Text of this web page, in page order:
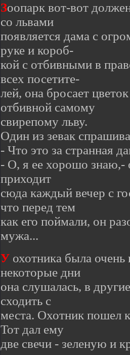
Зоопарк вот-вот
со львами
появляется дама с
руке и короб-
кой с отбивными в
всех посетите-
лей, она бросает
отбивной самому
свирепому льву.
Один из зевак
- Что это за странная
- О, я ее хорошо знаю,-
приходит
сюда каждый вечер с
что перед тем
как его поймали, он
мужа...
У охотника была
некоторые дни
она слушалась, в
сходить с
места. Охотник пошел
Тот дал ему
две свечи - зеленую и